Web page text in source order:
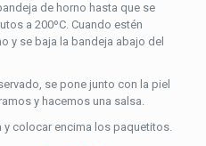
de horno hasta que se
a 200ºC. Cuando estén
y se baja la bandeja abajo del
se pone junto con la piel
y hacemos una salsa.
y colocar encima los paquetitos.